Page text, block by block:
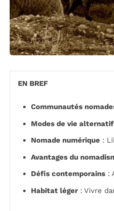
EN BREF
Communautés
Modes de vie
Nomade numérique :
Avantages du
Défis contemporains :
Habitat léger: Vivre